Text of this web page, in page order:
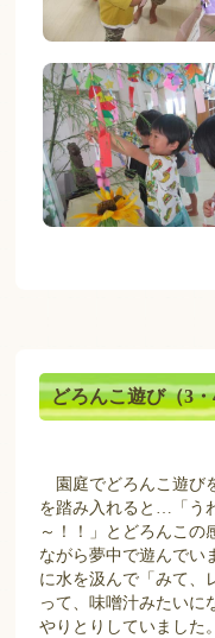
どろんこ遊び（3
園庭でどろんこ遊び
を踏み入れると…「う
～！！」とどろんこの
ながら夢中で遊んでい
に水を汲んで「みて、
って、味噌汁みたいに
やりとりしていました